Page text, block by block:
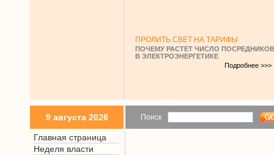
ПРОЛИТЬ СВЕТ НА ТАРИФЫ
ПОЧЕМУ РАСТЕТ ЧИСЛО ПОСРЕДНИКОВ
В ЭЛЕКТРОЭНЕРГЕТИКЕ
Подробнее >>>
9 августа 2026 Поиск
Главная страница
Неделя власти